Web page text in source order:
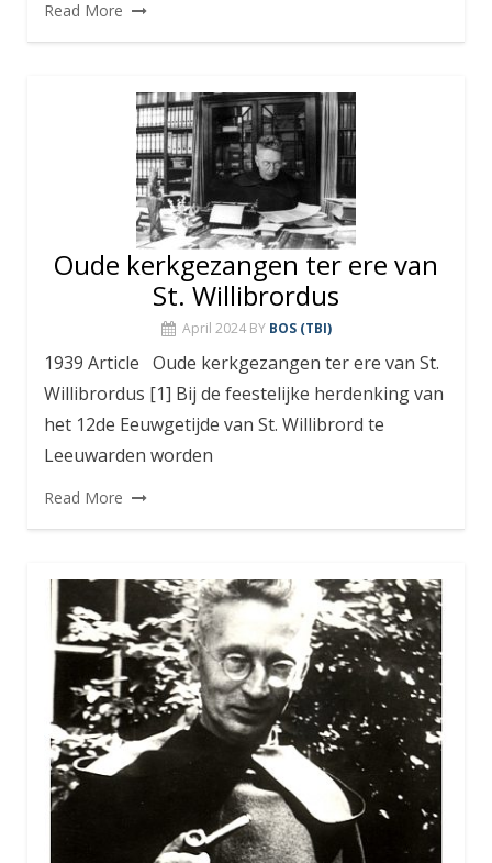
Read More
Oude kerkgezangen ter ere van
St. Willibrordus
April 2024 BY BOS (TBI)
1939 Article Oude kerkgezangen ter ere van St.
Willibrordus [1] Bij de feestelijke herdenking van
het 12de Eeuwgetijde van St. Willibrord te
Leeuwarden worden
Read More